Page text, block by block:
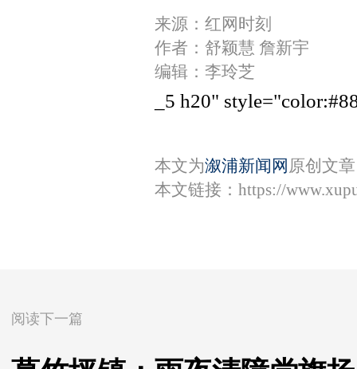
来源：红网时刻
作者：舒颖慧 詹新宇
编辑：李玲芝
_5 h20"
本文为溆浦新闻网 原创文
本文链接： https://
阅读下一篇